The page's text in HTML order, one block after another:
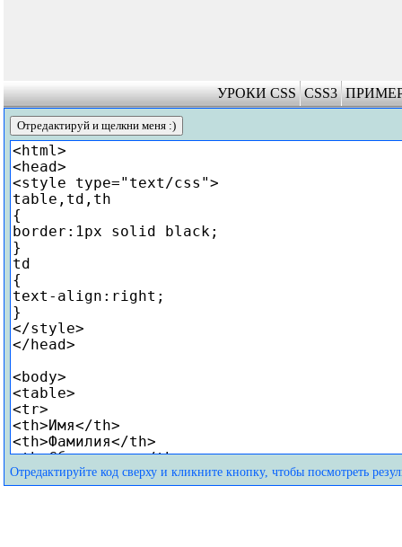
УРОКИ CSS CSS3
Отредактируйте код сверху и кликните кнопку, чтобы посмотреть